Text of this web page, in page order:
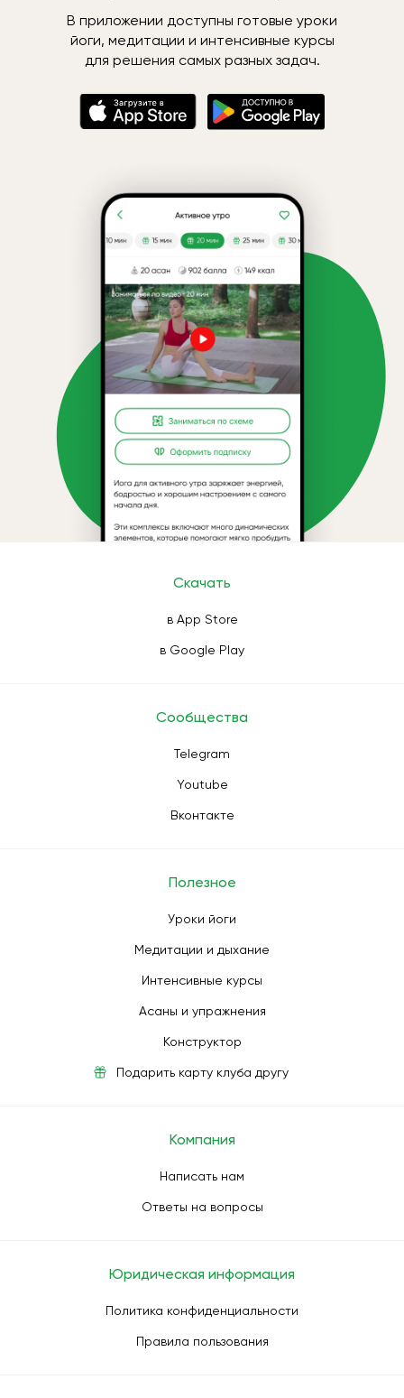
В приложении доступны готовые уроки
йоги, медитации и интенсивные курсы
для решения самых разных задач.
Скачать
в App Store
в Google Play
Сообщества
Telegram
Youtube
Вконтакте
Полезное
Уроки йоги
Медитации и дыхание
Интенсивные курсы
Асаны и упражнения
Конструктор
Подарить карту клуба другу
Компания
Написать нам
Ответы на вопросы
Юридическая информация
Политика конфиденциальности
Правила пользования